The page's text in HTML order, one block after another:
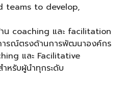
teams to develop,
น coaching และ facilitation
ารณ์ตรงด้านการพัฒนาองค์กร
และ Facilitative
หรับผู้นำทุกระดับ